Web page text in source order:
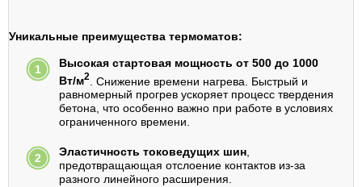
Уникальные преимущества термоматов:
Высокая стартовая мощность от 500 до 1000
Вт/м2
. Снижение времени нагрева. Быстрый и
равномерный прогрев ускоряет процесс твердения
бетона, что особенно важно при работе в условиях
ограниченного времени.
Эластичность токоведущих шин
предотвращающая отслоение контактов из-за
разного линейного расширения.